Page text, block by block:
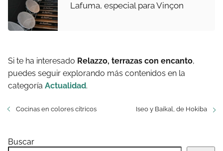
Lafuma, especial para Vinçon
Si te ha interesado Relazzo, terrazas con encanto,
puedes seguir explorando más contenidos en la
categoría Actualidad.
Cocinas en colores cítricos Iseo y Baikal, de Hokiba
Buscar